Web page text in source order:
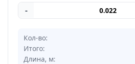
-
Кол-во:
Итого:
Длина, м: